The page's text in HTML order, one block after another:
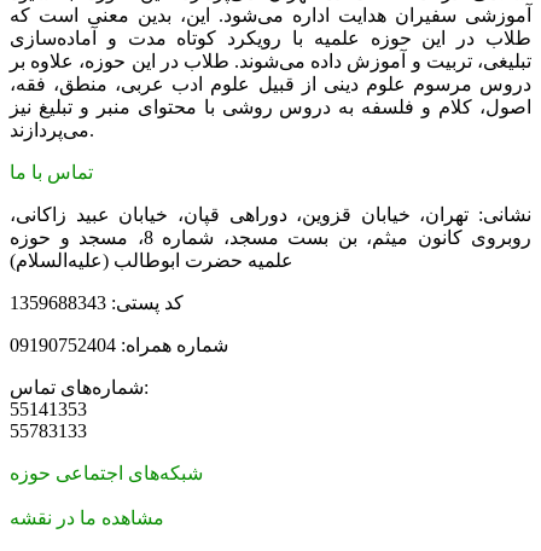
آموزشی سفیران هدایت اداره می‌شود. این، بدین معنی است که
طلاب در این حوزه علمیه با رویکرد کوتاه مدت و آماده‌سازی
تبلیغی، تربیت و آموزش داده می‌شوند. طلاب در این حوزه، علاوه بر
دروس مرسوم علوم دینی از قبیل علوم ادب عربی، منطق، فقه،
اصول، کلام و فلسفه به دروس روشی با محتوای منبر و تبلیغ نیز
می‌پردازند.
تماس با ما
نشانی: تهران، خیابان قزوین، دوراهی قپان، خیابان عبید زاکانی،
روبروی کانون میثم، بن بست مسجد، شماره 8، مسجد و حوزه
علمیه حضرت ابوطالب (علیه‌السلام)
کد پستی: 1359688343
شماره همراه: 09190752404
شماره‌های تماس:
55141353
55783133
شبکه‌های اجتماعی حوزه
مشاهده ما در نقشه